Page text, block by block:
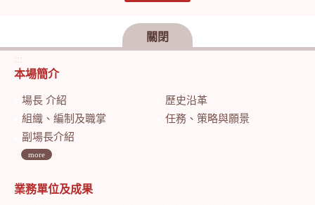
關閉
:::
本場簡介
場長 介紹
歷史沿革
組織、編制及職掌
任務、策略與願景
副場長介紹
more
業務單位及成果